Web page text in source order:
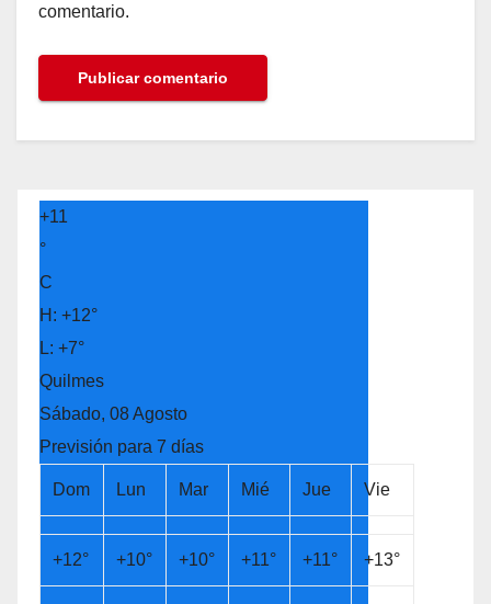
comentario.
+11
°
C
H: +12°
L: +7°
Quilmes
Sábado, 08 Agosto
Previsión para 7 días
Dom Lun Mar Mié Jue Vie
+12° +10° +10° +11° +11° +13°